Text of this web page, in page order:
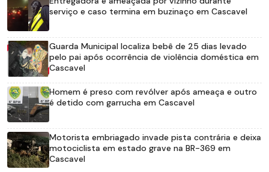
serviço e caso termina em buzinaço em Cascavel
Guarda Municipal localiza bebê de 25 dias levado
pelo pai após ocorrência de violência doméstica em
Cascavel
Homem é preso com revólver após ameaça e outro
é detido com garrucha em Cascavel
Motorista embriagado invade pista contrária e deixa
motociclista em estado grave na BR-369 em
Cascavel